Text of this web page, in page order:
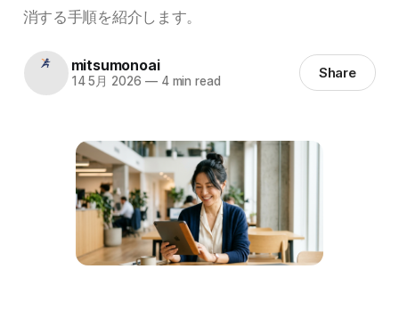
消する手順を紹介します。
mitsumonoai
14 5月 2026 —4 min read Share